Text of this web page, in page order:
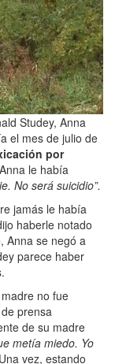
Studey, Anna
el mes de julio de
por
le había
No será suicidio”.
jamás le había
haberle notado
Anna se negó a
parece haber
no fue
prensa
de su madre
metía miedo. Yo
Una vez, estando